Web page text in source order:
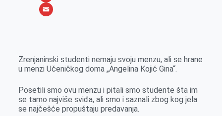
o
e
r
k
n
b
h
A
p
X
i
Zrenjaninski studenti nemaju svoju menzu, ali se hrane
u menzi Učeničkog doma „Angelina Kojić Gina“.
Posetili smo ovu menzu i pitali smo studente šta im
se tamo najviše sviđa, ali smo i saznali zbog kog jela
se najčešće propuštaju predavanja.